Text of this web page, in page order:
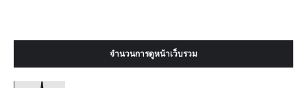
จำนวนการดูหน้าเว็บรวม